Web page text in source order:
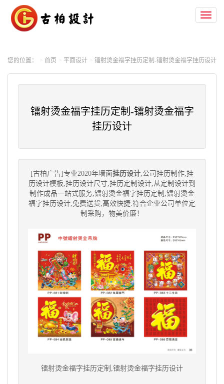
您的位置： 首页 平面设计 镭射烫金福字挂历定制-镭射烫金福字挂历设计
镭射烫金福字挂历定制-镭射烫金福字
挂历设计
[古柏广告]专业2020年墙面挂历设计,公司挂历制作,挂
历设计模板,挂历设计尺寸,挂历定制设计,从定制设计到
制作成品一站式服务,镭射烫金福字挂历定制,镭射烫金
福字挂历设计,免费送货,高效快捷.符合企业公司单位定
制采购，物美价廉！
镭射烫金福字挂历定制,镭射烫金福字挂历设计